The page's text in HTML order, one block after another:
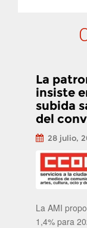
La
insiste
subida
del
28 julio,
La AMI
1,4% para